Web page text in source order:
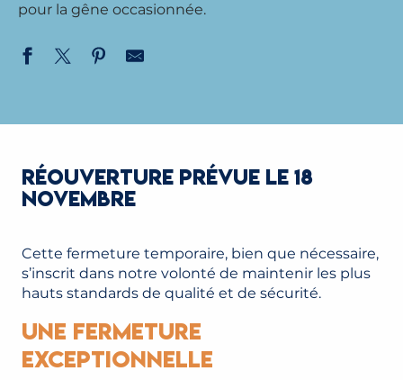
pour la gêne occasionnée.
RÉOUVERTURE PRÉVUE LE 18
NOVEMBRE
Cette fermeture temporaire, bien que nécessaire,
s’inscrit dans notre volonté de maintenir les plus
hauts standards de qualité et de sécurité.
Une fermeture
exceptionnelle